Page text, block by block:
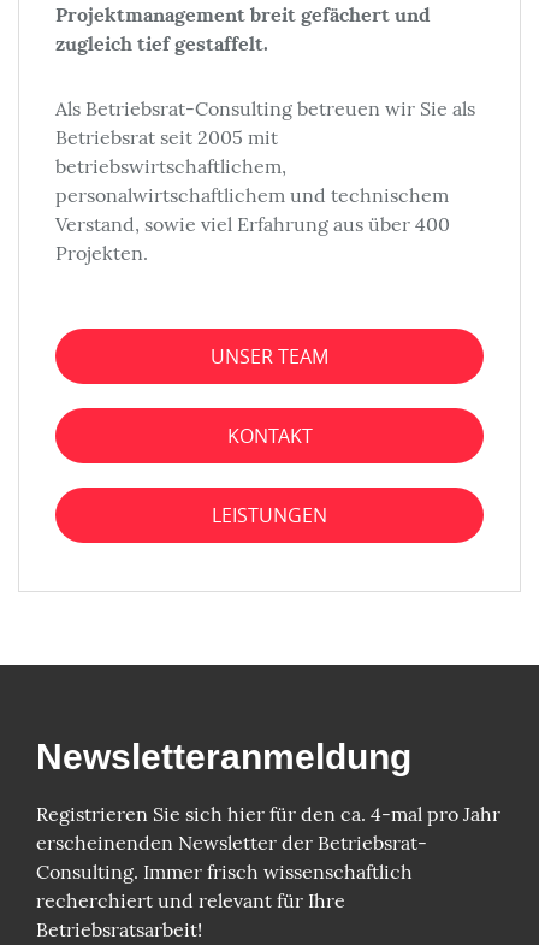
Projektmanagement breit gefächert und
zugleich tief gestaffelt.
Als Betriebsrat-Consulting betreuen wir Sie als
Betriebsrat seit 2005 mit
betriebswirtschaftlichem,
personalwirtschaftlichem und technischem
Verstand, sowie viel Erfahrung aus über 400
Projekten.
UNSER TEAM
KONTAKT
LEISTUNGEN
Newsletter­anmeldung
Registrieren Sie sich hier für den ca. 4-mal pro Jahr
erscheinenden Newsletter der Betriebsrat-
Consulting. Immer frisch wissenschaftlich
recherchiert und relevant für Ihre
Betriebsratsarbeit!